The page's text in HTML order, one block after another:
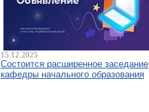
15.12.2025
Состоится расширенное заседание
кафедры начального образования